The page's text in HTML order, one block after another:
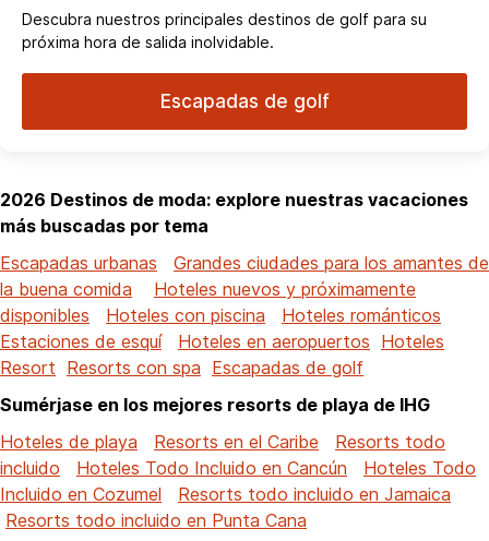
Descubra nuestros principales destinos de golf para su
próxima hora de salida inolvidable.
Escapadas de golf
2026 Destinos de moda: explore nuestras vacaciones
más buscadas por tema
Escapadas urbanas
Grandes ciudades para los amantes de
la buena comida
Hoteles nuevos y próximamente
disponibles
Hoteles con piscina
Hoteles románticos
Estaciones de esquí
Hoteles en aeropuertos Hoteles
Resort Resorts con spa Escapadas de golf
Sumérjase en los mejores resorts de playa de IHG
Hoteles de playa
Resorts en el Caribe
Resorts todo
incluido
Hoteles Todo Incluido en Cancún
Hoteles Todo
Incluido en Cozumel
Resorts todo incluido en Jamaica
Resorts todo incluido en Punta Cana